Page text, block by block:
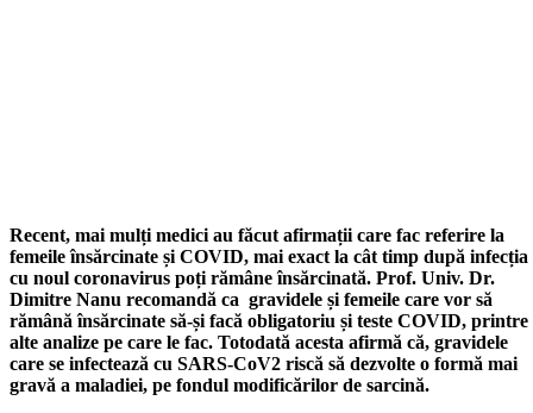
Recent, mai mulți medici au făcut afirmații care fac referire la
femeile însărcinate și COVID, mai exact la cât timp după infecția
cu noul coronavirus poți rămâne însărcinată. Prof. Univ. Dr.
Dimitre Nanu recomandă ca gravidele și femeile care vor să
rămână însărcinate să-și facă obligatoriu și teste COVID, printre
alte analize pe care le fac. Totodată acesta afirmă că, gravidele
care se infectează cu SARS-CoV2 riscă să dezvolte o formă mai
gravă a maladiei, pe fondul modificărilor de sarcină.